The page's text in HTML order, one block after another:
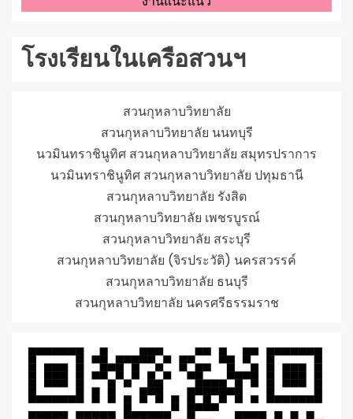
โรงเรียนในเครือสวนฯ
สวนกุหลาบวิทยาลัย
สวนกุหลาบวิทยาลัย นนทบุรี
นวมินทราชินูทิศ สวนกุหลาบวิทยาลัย สมุทรปราการ
นวมินทราชินูทิศ สวนกุหลาบวิทยาลัย ปทุมธานี
สวนกุหลาบวิทยาลัย รังสิต
สวนกุหลาบวิทยาลัย เพชรบูรณ์
สวนกุหลาบวิทยาลัย สระบุรี
สวนกุหลาบวิทยาลัย (จิรประวัติ) นครสวรรค์
สวนกุหลาบวิทยาลัย ธนบุรี
สวนกุหลาบวิทยาลัย นครศรีธรรมราช